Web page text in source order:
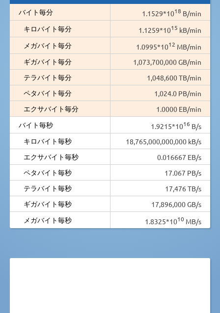
バイト毎分 1.1529*1018 B/min
キロバイト毎分
1.1259*1015 kB/min
メガバイト毎分
1.0995*1012 MB/min
ギガバイト毎分
1,073,700,000 GB/min
テラバイト毎分
1,048,600 TB/min
ペタバイト毎分
1,024.0 PB/min
エクサバイト毎分
1.0000 EB/min
バイト毎秒
1.9215*1016 B/s
キロバイト毎秒
18,765,000,000,000 kB/s
エクサバイト毎秒
0.016667 EB/s
ペタバイト毎秒
17.067 PB/s
テラバイト毎秒
17,476 TB/s
ギガバイト毎秒
17,896,000 GB/s
メガバイト毎秒
1.8325*1010 MB/s